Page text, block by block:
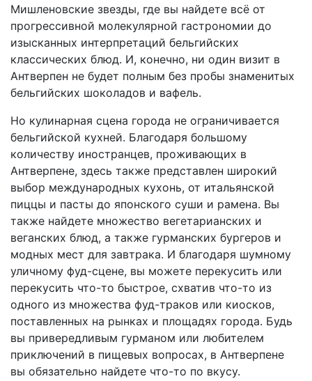
Мишленовские звезды, где вы найдете всё от
прогрессивной молекулярной гастрономии до
изысканных интерпретаций бельгийских
классических блюд. И, конечно, ни один визит в
Антверпен не будет полным без пробы знаменитых
бельгийских шоколадов и вафель.
Но кулинарная сцена города не ограничивается
бельгийской кухней. Благодаря большому
количеству иностранцев, проживающих в
Антверпене, здесь также представлен широкий
выбор международных кухонь, от итальянской
пиццы и пасты до японского суши и рамена. Вы
также найдете множество вегетарианских и
веганских блюд, а также гурманских бургеров и
модных мест для завтрака. И благодаря шумному
уличному фуд-сцене, вы можете перекусить или
перекусить что-то быстрое, схватив что-то из
одного из множества фуд-траков или киосков,
поставленных на рынках и площадях города. Будь
вы привередливым гурманом или любителем
приключений в пищевых вопросах, в Антверпене
вы обязательно найдете что-то по вкусу.